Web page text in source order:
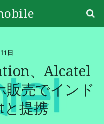
日
、Alcatel
販売でインド
提携